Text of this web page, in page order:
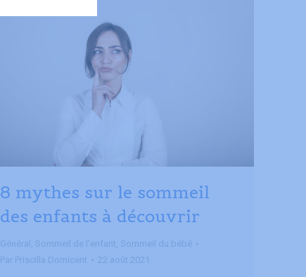
8 mythes sur le sommeil
des enfants à découvrir
Général , Sommeil de l'enfant, Sommeil du bébé
Par Priscilla Domicent 22 août 2021